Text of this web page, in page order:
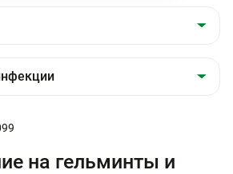
на гельминты и